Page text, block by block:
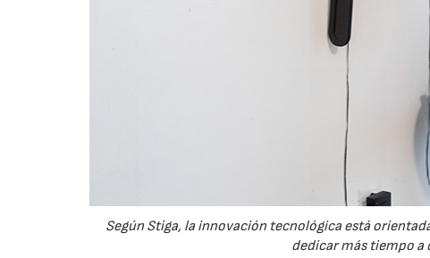
Según Stiga, la innovación tecnológica está
dedicar más tiempo a